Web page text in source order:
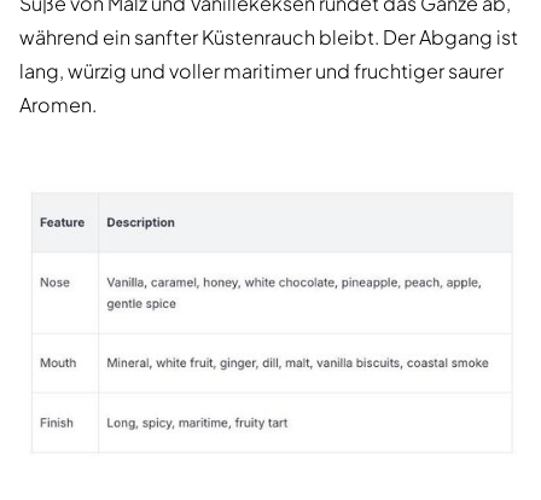
während ein sanfter Küstenrauch bleibt. Der Abgang ist
lang, würzig und voller maritimer und fruchtiger saurer
Aromen.